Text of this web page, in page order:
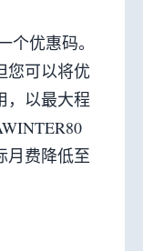
个优惠码。
您可以将优
，以最大程
月费降低至